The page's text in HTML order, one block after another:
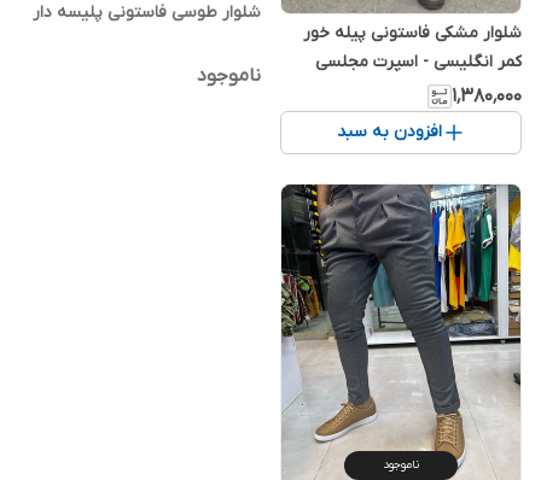
شلوار مشکی فاستونی پیله خور
کمر انگلیسی - اسپرت مجلسی
۱٬۳۸۰٬۰۰۰
افزودن به سبد
شلوار طوسی فاستونی پلیسه دار
ناموجود
ناموجود